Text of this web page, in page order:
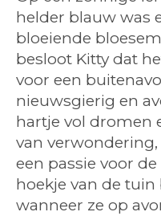
helder blauw was
bloeiende
besloot Kitty dat
voor een
nieuwsgierig en
hartje vol dromen
van
een passie voor
hoekje van de
wanneer ze op